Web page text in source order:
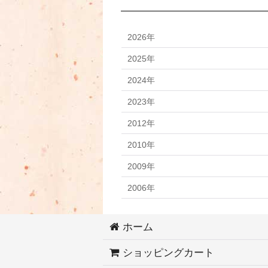
2026年
2025年
2024年
2023年
2012年
2010年
2009年
2006年
ホーム
ショッピングカート